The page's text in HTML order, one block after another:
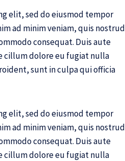
elit, sed do eiusmod tempor
ad minim veniam, quis nostrud
consequat. Duis aute
cillum dolore eu fugiat nulla
sunt in culpa qui officia
elit, sed do eiusmod tempor
ad minim veniam, quis nostrud
consequat. Duis aute
cillum dolore eu fugiat nulla